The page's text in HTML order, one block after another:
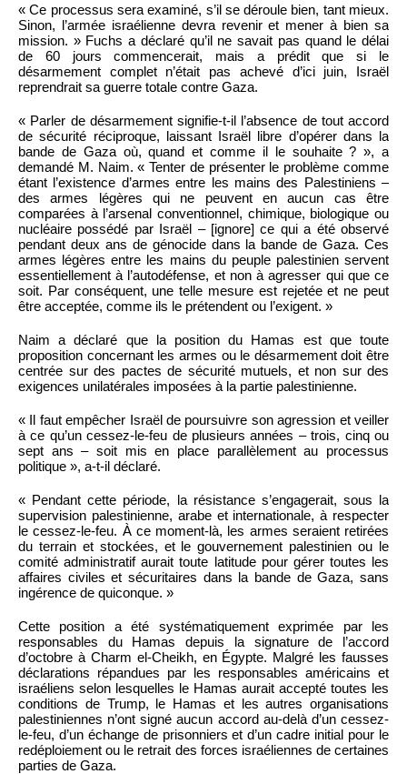
« Ce processus sera examiné, s’il se déroule bien, tant mieux.
Sinon, l’armée israélienne devra revenir et mener à bien sa
mission. » Fuchs a déclaré qu’il ne savait pas quand le délai
de 60 jours commencerait, mais a prédit que si le
désarmement complet n’était pas achevé d’ici juin, Israël
reprendrait sa guerre totale contre Gaza.
« Parler de désarmement signifie-t-il l’absence de tout accord
de sécurité réciproque, laissant Israël libre d’opérer dans la
bande de Gaza où, quand et comme il le souhaite ? », a
demandé M. Naim. « Tenter de présenter le problème comme
étant l’existence d’armes entre les mains des Palestiniens –
des armes légères qui ne peuvent en aucun cas être
comparées à l’arsenal conventionnel, chimique, biologique ou
nucléaire possédé par Israël – [ignore] ce qui a été observé
pendant deux ans de génocide dans la bande de Gaza. Ces
armes légères entre les mains du peuple palestinien servent
essentiellement à l’autodéfense, et non à agresser qui que ce
soit. Par conséquent, une telle mesure est rejetée et ne peut
être acceptée, comme ils le prétendent ou l’exigent. »
Naim a déclaré que la position du Hamas est que toute
proposition concernant les armes ou le désarmement doit être
centrée sur des pactes de sécurité mutuels, et non sur des
exigences unilatérales imposées à la partie palestinienne.
« Il faut empêcher Israël de poursuivre son agression et veiller
à ce qu’un cessez-le-feu de plusieurs années – trois, cinq ou
sept ans – soit mis en place parallèlement au processus
politique », a-t-il déclaré.
« Pendant cette période, la résistance s’engagerait, sous la
supervision palestinienne, arabe et internationale, à respecter
le cessez-le-feu. À ce moment-là, les armes seraient retirées
du terrain et stockées, et le gouvernement palestinien ou le
comité administratif aurait toute latitude pour gérer toutes les
affaires civiles et sécuritaires dans la bande de Gaza, sans
ingérence de quiconque. »
Cette position a été systématiquement exprimée par les
responsables du Hamas depuis la signature de l’accord
d’octobre à Charm el-Cheikh, en Égypte. Malgré les fausses
déclarations répandues par les responsables américains et
israéliens selon lesquelles le Hamas aurait accepté toutes les
conditions de Trump, le Hamas et les autres organisations
palestiniennes n’ont signé aucun accord au-delà d’un cessez-
le-feu, d’un échange de prisonniers et d’un cadre initial pour le
redéploiement ou le retrait des forces israéliennes de certaines
parties de Gaza.